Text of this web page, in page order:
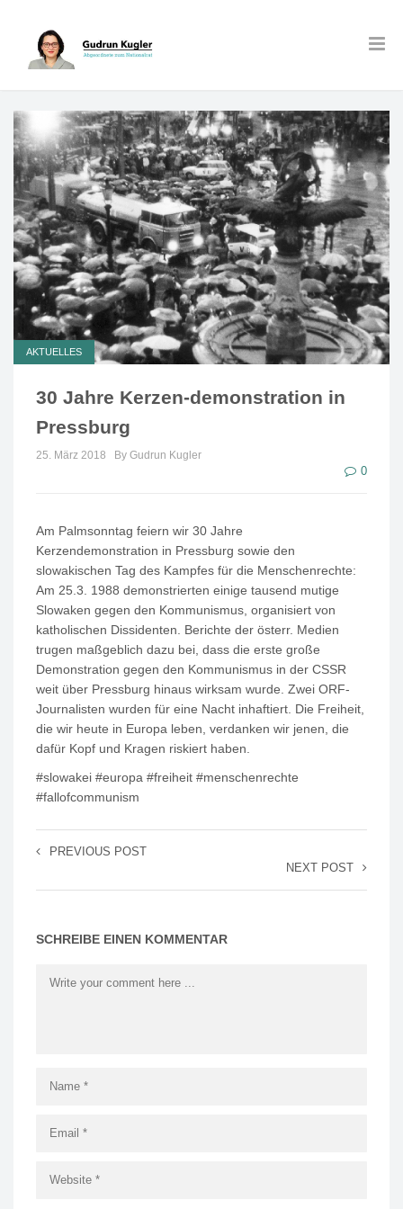
AKTUELLES
30 Jahre Kerzen-demonstration in
Pressburg
25. März 2018 By Gudrun Kugler
0
Am Palmsonntag feiern wir 30 Jahre
Kerzendemonstration in Pressburg sowie den
slowakischen Tag des Kampfes für die Menschenrechte:
Am 25.3. 1988 demonstrierten einige tausend mutige
Slowaken gegen den Kommunismus, organisiert von
katholischen Dissidenten. Berichte der österr. Medien
trugen maßgeblich dazu bei, dass die erste große
Demonstration gegen den Kommunismus in der CSSR
weit über Pressburg hinaus wirksam wurde. Zwei ORF-
Journalisten wurden für eine Nacht inhaftiert. Die Freiheit,
die wir heute in Europa leben, verdanken wir jenen, die
dafür Kopf und Kragen riskiert haben.
#slowakei #europa #freiheit #menschenrechte
#fallofcommunism
PREVIOUS POST
NEXT POST
SCHREIBE EINEN KOMMENTAR